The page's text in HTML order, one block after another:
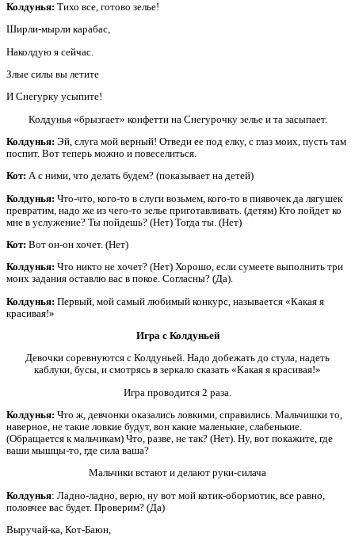
Колдунья: Тихо все, готово зелье!
Ширли-мырли карабас,
Наколдую я сейчас.
Злые силы вы летите
И Снегурку усыпите!
Колдунья «брызгает» конфетти на Снегурочку зелье и та засыпает.
Колдунья: Эй, слуга мой верный! Отведи ее под елку, с глаз моих, пусть там
поспит. Вот теперь можно и повеселиться.
Кот: А с ними, что делать будем? (показывает на детей)
Колдунья: Что-что, кого-то в слуги возьмем, кого-то в пиявочек да лягушек
превратим, надо же из чего-то зелье приготавливать. (детям) Кто пойдет ко
мне в услужение? Ты пойдешь? (Нет) Тогда ты. (Нет)
Кот: Вот он-он хочет. (Нет)
Колдунья: Что никто не хочет? (Нет) Хорошо, если сумеете выполнить три
моих задания оставлю вас в покое. Согласны? (Да).
Колдунья: Первый, мой самый любимый конкурс, называется «Какая я
красивая!»
Игра с Колдуньей
Девочки соревнуются с Колдуньей. Надо добежать до стула, надеть
каблуки, бусы, и смотрясь в зеркало сказать «Какая я красивая!»
Игра проводится 2 раза.
Колдунья: Что ж, девчонки оказались ловкими, справились. Мальчишки то,
наверное, не такие ловкие будут, вон какие маленькие, слабенькие.
(Обращается к мальчикам) Что, разве, не так? (Нет). Ну, вот покажите, где
ваши мышцы-то, где сила ваша?
Мальчики встают и делают руки-силача
Колдунья: Ладно-ладно, верю, ну вот мой котик-обормотик, все равно,
половчее вас будет. Проверим? (Да)
Выручай-ка, Кот-Баюн,